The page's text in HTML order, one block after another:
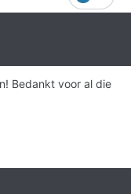
Bedankt voor al die